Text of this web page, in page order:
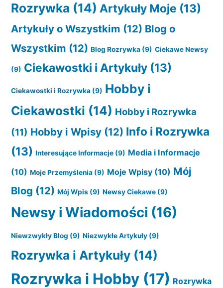
Rozrywka (14) Artykuły Moje (13)
Artykuły o Wszystkim (12) Blog o
Wszystkim (12) Blog Rozrywka (9) Ciekawe Newsy
(9) Ciekawostki i Artykuły (13)
Ciekawostki i Rozrywka (9) Hobby i
Ciekawostki (14) Hobby i Rozrywka
(11) Hobby i Wpisy (12) Info i Rozrywka
(13) Interesujące Informacje (9) Media i Informacje
(10) Moje Przemyślenia (9) Moje Wpisy (10) Mój
Blog (12) Mój Wpis (9) Newsy Ciekawe (9)
Newsy i Wiadomości (16)
Niewzwykły Blog (9) Niezwykłe Artykuły (9)
Rozrywka i Artykuły (14)
Rozrywka i Hobby (17) Rozrywka